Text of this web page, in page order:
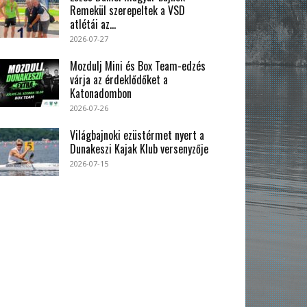
Remekül szerepeltek a VSD
atlétái az...
2026-07-27
Mozdulj Mini és Box Team-edzés
várja az érdeklődőket a
Katonadombon
2026-07-26
Világbajnoki ezüstérmet nyert a
Dunakeszi Kajak Klub versenyzője
2026-07-15